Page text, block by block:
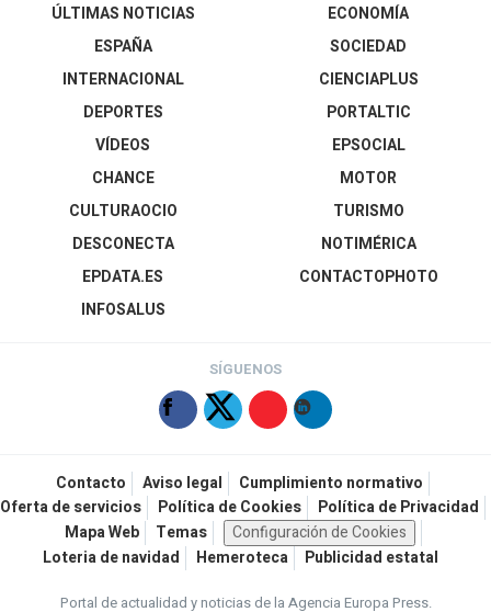
ÚLTIMAS NOTICIAS
ESPAÑA
INTERNACIONAL
DEPORTES
VÍDEOS
ECONOMÍA
SOCIEDAD
CIENCIAPLUS
PORTALTIC
EPSOCIAL
CHANCE
CULTURAOCIO
DESCONECTA
EPDATA.ES
INFOSALUS
MOTOR
TURISMO
NOTIMÉRICA
CONTACTOPHOTO
SÍGUENOS
Contacto Aviso legal
Cumplimiento normativo
Oferta de servicios
Política de Cookies
Política de Privacidad
Mapa Web
Temas
Configuración de Cookies
Loteria de navidad
Hemeroteca Publicidad estatal
Portal de actualidad y noticias de la Agencia Europa Press.